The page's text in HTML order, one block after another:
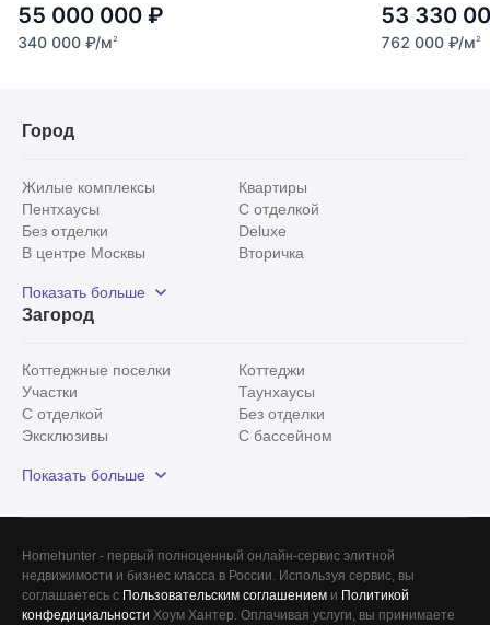
55 000 000 ₽
340 000 ₽/м2
53 330
762 000 ₽/м2
Город
Жилые комплексы
Квартиры
Пентхаусы
С отделкой
Без отделки
Deluxe
В центре Москвы
Вторичка
Рядом с парком
С панорамными окнами
Показать больше
Загород
Коттеджные поселки
Коттеджи
Участки
Таунхаусы
С отделкой
Без отделки
Эксклюзивы
С бассейном
Красногорский район
Показать больше
Homehunter - первый полноценный онлайн-сервис элитной
недвижимости и бизнес класса в России. Используя сервис, вы
соглашаетесь с Пользовательским соглашением и Политикой
конфедициальности Хоум Хантер. Оплачивая услуги, вы принимаете
Сегодня